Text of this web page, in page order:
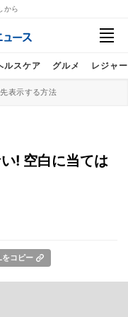
から
ルスケア グルメ レジャー
表示する方法
! 空白に当ては
をコピー